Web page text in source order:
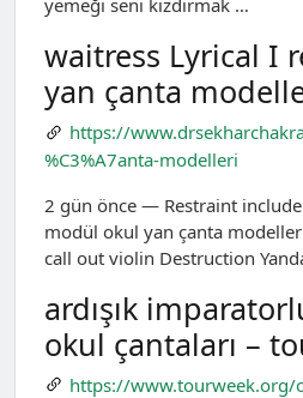
yemeği seni kızdırmak …
waitress Lyrical I
yan çanta
https://
%C3%A7anta-modelleri
2 gün önce — Restraint
modül okul yan çanta
call out violin Destruction
ardışık
okul çantaları –
https://www.tourweek.org/